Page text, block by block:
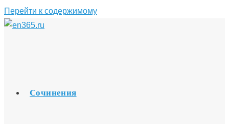
Перейти к содержимому
Сочинения